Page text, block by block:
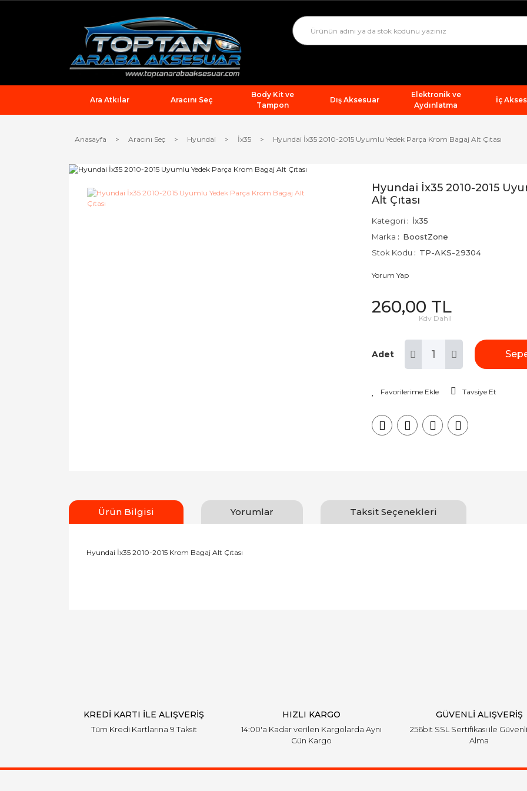
Ara Atkılar Aracını Seç
Body Kit ve
Tampon
Dış Aksesuar
Elektronik ve
Aydınlatma
İç
Anasayfa Aracını Seç Hyundai İx35 Hyundai İx35 2010-2015 Uyumlu Yedek Parça Krom Bagaj Alt Çıtası
Hyundai İx35 2010-2015
Alt Çıtası
Kategori
İx35
Marka
BoostZone
Stok Kodu
TP-AKS-29304
Yorum Yap
260,00 TL
Kdv Dahil
Adet
Tavsiye Et
Ürün Bilgisi Yorumlar Taksit Seçenekleri
Hyundai İx35 2010-2015 Krom Bagaj Alt Çıtası
KREDİ KARTI İLE ALIŞVERİŞ
Tüm Kredi Kartlarına 9 Taksit
HIZLI KARGO
14:00'a Kadar verilen Kargolarda Aynı
Gün Kargo
GÜVENLİ ALIŞVERİŞ
256bit SSL Sertifikası ile
Alma